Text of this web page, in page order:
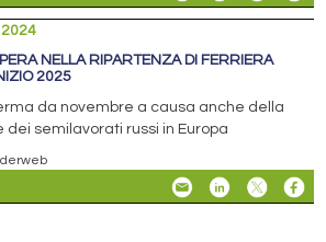
NELLA RIPARTENZA DI FERRIERA
2025
da novembre a causa anche della
dei semilavorati russi in Europa